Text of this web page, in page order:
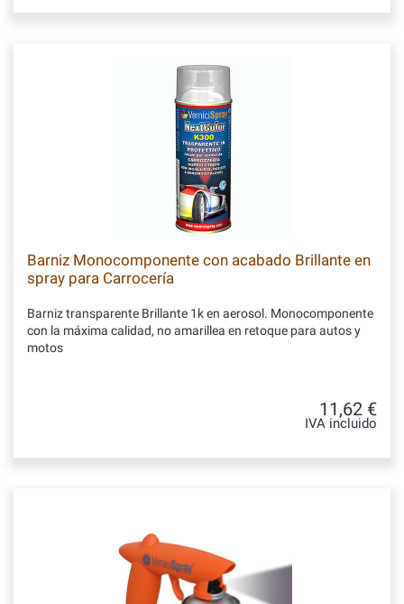
Barniz Monocomponente con acabado Brillante en
spray para Carrocería
Barniz transparente Brillante 1k en aerosol. Monocomponente
con la máxima calidad, no amarillea en retoque para autos y
motos
11,62 €
IVA incluido